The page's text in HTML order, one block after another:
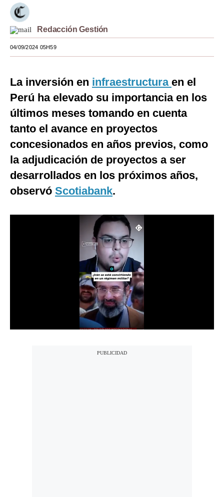
Lujo
Viajes
Moda
Mundo
México
España
Internacional
Tecnología
Redacción Gestión
04/09/2024 05H59
La inversión en infraestructura en el
Perú ha elevado su importancia en los
últimos meses tomando en cuenta
tanto el avance en proyectos
concesionados en años previos, como
la adjudicación de proyectos a ser
desarrollados en los próximos años,
observó Scotiabank.